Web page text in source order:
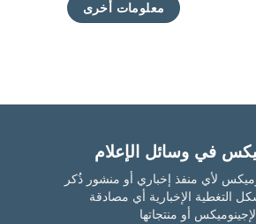
معلومات أخرى
في وسائل الإعلام
لأي منفذ إخباري أو منشور ذُكر
التغطية الإخبارية أي مصادقة
لإجينوميكس أو منتجاتها